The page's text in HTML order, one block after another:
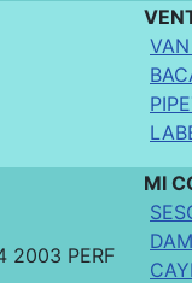
2003 PERF
MI